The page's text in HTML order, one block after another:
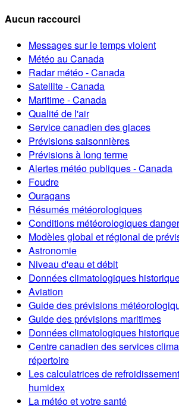
Aucun raccourci
Messages sur le temps violent
Météo au Canada
Radar météo - Canada
Satellite - Canada
Maritime - Canada
Qualité de l'air
Service canadien des glaces
Prévisions saisonnières
Prévisions à long terme
Alertes météo publiques - Canada
Foudre
Ouragans
Résumés météorologiques
Conditions météorologiques
Modèles global et régional de
Astronomie
Niveau d'eau et débit
Données climatologiques
Aviation
Guide des prévisions
Guide des prévisions maritimes
Données climatologiques
Centre canadien des services
répertoire
Les calculatrices de
humidex
La météo et votre santé